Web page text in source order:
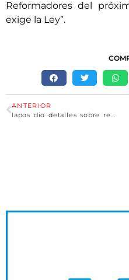
Reformadores del
exige la Ley”.
ANTERIOR
Iapos dio detalles sobre reintegros a jubilados en la compra de medicamentos: trámites y topes de la medida